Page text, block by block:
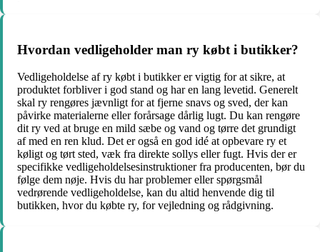
Hvordan vedligeholder man ry købt i butikker?
Vedligeholdelse af ry købt i butikker er vigtig for at sikre, at
produktet forbliver i god stand og har en lang levetid. Generelt
skal ry rengøres jævnligt for at fjerne snavs og sved, der kan
påvirke materialerne eller forårsage dårlig lugt. Du kan rengøre
dit ry ved at bruge en mild sæbe og vand og tørre det grundigt
af med en ren klud. Det er også en god idé at opbevare ry et
køligt og tørt sted, væk fra direkte sollys eller fugt. Hvis der er
specifikke vedligeholdelsesinstruktioner fra producenten, bør du
følge dem nøje. Hvis du har problemer eller spørgsmål
vedrørende vedligeholdelse, kan du altid henvende dig til
butikken, hvor du købte ry, for vejledning og rådgivning.